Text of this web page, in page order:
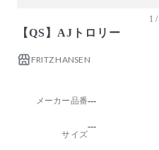
1
【QS】AJトロリー
FRITZ HANSEN
メーカー品番---
サイズ
---